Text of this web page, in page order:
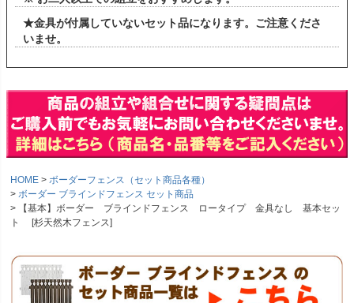
★金具が付属していないセット品になります。ご注意くださ
いませ。
HOME
ボーダーフェンス（セット商品各種）
ボーダー ブラインドフェンス セット商品
【基本】ボーダー ブラインドフェンス ロータイプ 金具なし 基本セッ
ト [杉天然木フェンス]